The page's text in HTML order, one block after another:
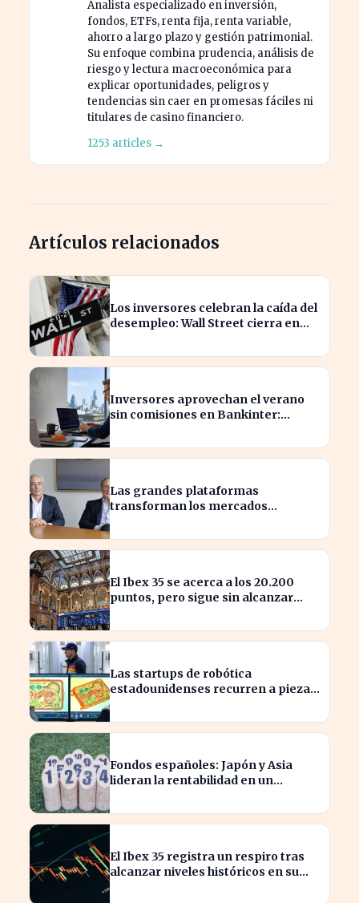
Analista especializado en inversión,
fondos, ETFs, renta fija, renta variable,
ahorro a largo plazo y gestión patrimonial.
Su enfoque combina prudencia, análisis de
riesgo y lectura macroeconómica para
explicar oportunidades, peligros y
tendencias sin caer en promesas fáciles ni
titulares de casino financiero.
1253 articles →
Artículos relacionados
Los inversores celebran la caída del
desempleo: Wall Street cierra en
Inversores aprovechan el verano
sin comisiones en Bankinter:
internacional
Las grandes plataformas
transforman los mercados
competencia
El Ibex 35 se acerca a los 20.200
puntos, pero sigue sin alcanzar
Las startups de robótica
estadounidenses recurren a piezas
Fondos españoles: Japón y Asia
lideran la rentabilidad en un
El Ibex 35 registra un respiro tras
alcanzar niveles históricos en su